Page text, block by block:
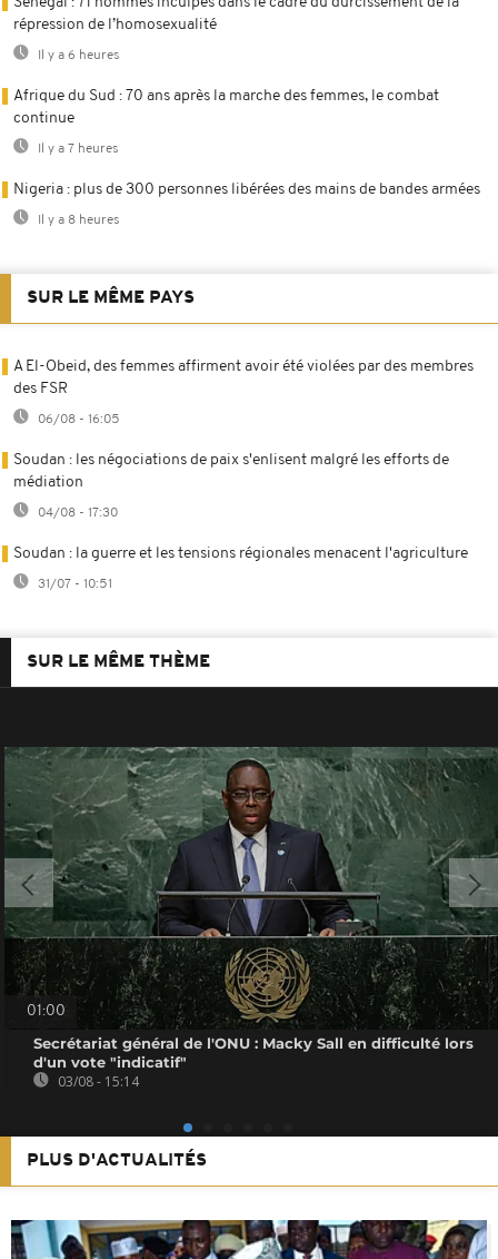
répression de l’homosexualité
Il y a 6 heures
Afrique du Sud : 70 ans après la marche des femmes, le combat
continue
Il y a 7 heures
Nigeria : plus de 300 personnes libérées des mains de bandes armées
Il y a 8 heures
SUR LE MÊME PAYS
A El-Obeid, des femmes affirment avoir été violées par des membres
des FSR
06/08 - 16:05
Soudan : les négociations de paix s'enlisent malgré les efforts de
médiation
04/08 - 17:30
Soudan : la guerre et les tensions régionales menacent l'agriculture
31/07 - 10:51
SUR LE MÊME THÈME
01:00
Secrétariat général de l'ONU : Macky Sall en difficulté lors
d'un vote "indicatif"
03/08 - 15:14
PLUS D'ACTUALITÉS